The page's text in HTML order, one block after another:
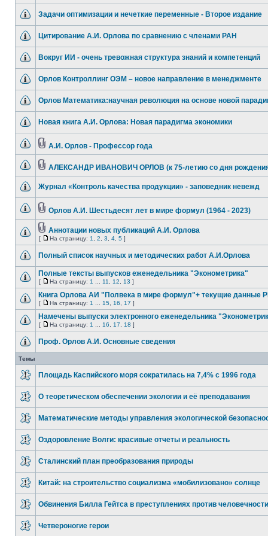
Задачи оптимизации и нечеткие переменные - Второе издание
Цитирование А.И. Орлова по сравнению с членами РАН
Вокруг ИИ - очень тревожная структура знаний и компетенций
Орлов Контроллинг ОЭМ – новое направление в менеджменте
Орлов Математика:научная революция на основе новой
Новая книга А.И. Орлова: Новая парадигма экономики
А.И. Орлов - Профессор года
АЛЕКСАНДР ИВАНОВИЧ ОРЛОВ (к 75-летию со дня
Журнал «Контроль качества продукции» - заповедник невежд
Орлов А.И. Шестьдесят лет в мире формул (1964 - 2023)
Аннотации новых публикаций А.И. Орлова
[ На страницу: 1 2 3 4 5 ]
Полный список научных и методических работ А.И.Орлова
Полные тексты выпусков еженедельника "Эконометрика"
[ На страницу: 1 11 12 13 ]
Книга Орлова АИ "Полвека в мире формул"+ текущие данные
[ На страницу: 1 15 16 17 ]
Намечены выпуски электронного еженедельника
[ На страницу: 1 16 17 18 ]
Проф. Орлов А.И. Основные сведения
Темы
Площадь Каспийского моря сократилась на 7,4% с 1996 года
О теоретическом обеспечении экологии и её преподавания
Математические методы управления экологической
Оздоровление Волги: красивые отчеты и реальность
Сталинский план преобразования природы
Китай: на строительство социализма «мобилизовано» солнце
Обвинения Билла Гейтса в преступлениях против человечности
Четвероногие герои